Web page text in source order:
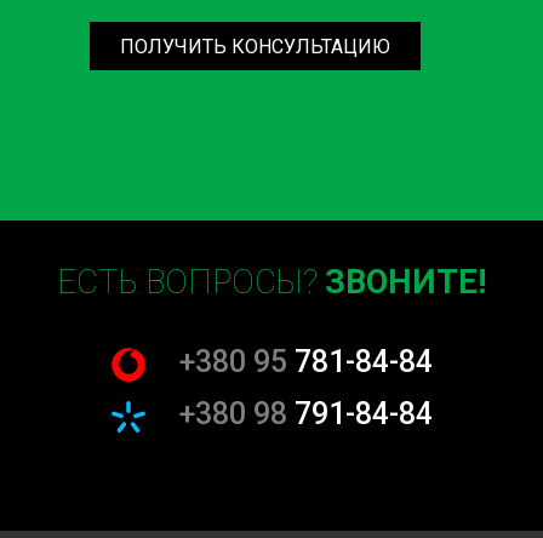
ПОЛУЧИТЬ КОНСУЛЬТАЦИЮ
ЕСТЬ ВОПРОСЫ? ЗВОНИТЕ!
+380 95 781-84-84
+380 98 791-84-84